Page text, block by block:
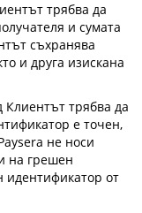
трябва да
и сумата
съхранява
и друга изискана
трябва да
е точен,
не носи
на грешен
идентификатор от